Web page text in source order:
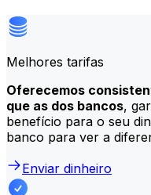
Melhores tarifas
Oferecemos
que as dos bancos,
benefício para o seu
banco para ver a
Enviar dinheiro